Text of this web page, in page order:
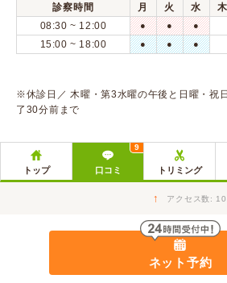
診察時間 月 火 水 木
08:30 ~ 12:00
● ● ●
15:00 ~ 18:00 ● ● ●
※休診日／ 木曜・第3水曜の午後と日曜・
了30分前まで
トップ 口コミ
9
トリミング
↑ アクセス数:
ネット予約